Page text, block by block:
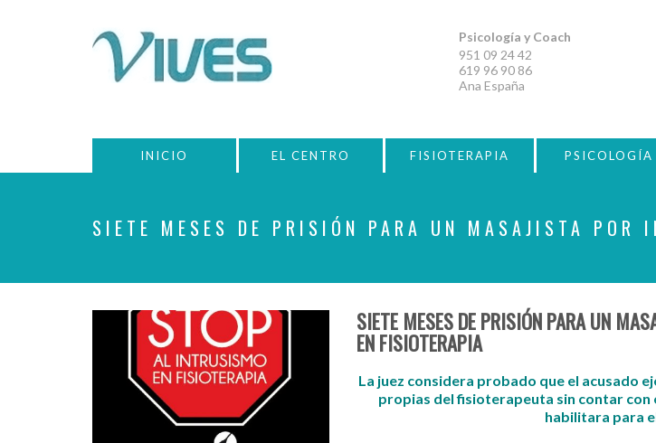
Psicología y Coach
951 09 24 42
619 96 90 86
Ana España
INICIO EL CENTRO FISIOTERAPIA PSICOLOGÍA
SIETE MESES DE PRISIÓN PARA UN MASAJISTA POR
SIETE MESES DE PRISIÓN PARA UN
EN FISIOTERAPIA
La juez considera probado que el acusado
propias del fisioterapeuta sin contar
habilitara para